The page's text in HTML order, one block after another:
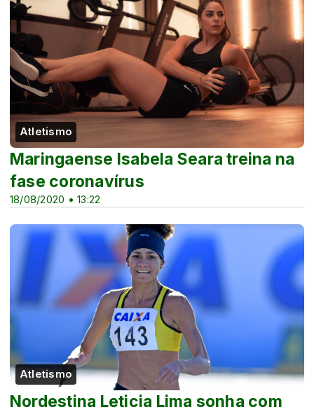
Atletismo
18/08/2020 • 13:22
Maringaense Isabela Seara treina na
fase coronavírus
Atletismo
Nordestina Leticia Lima sonha com